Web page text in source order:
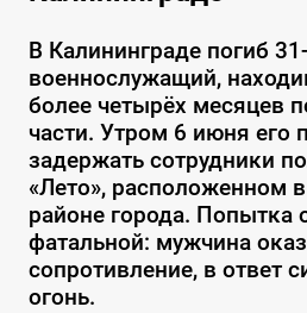
В Калининграде погиб
военнослужащий,
более четырёх месяцев
части. Утром 6 июня его
задержать сотрудники
«Лето», расположенном
районе города. Попытка
фатальной: мужчина
сопротивление, в ответ
огонь.